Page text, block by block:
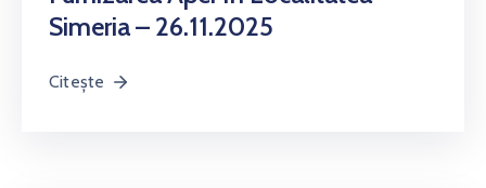
Simeria – 26.11.2025
Citește